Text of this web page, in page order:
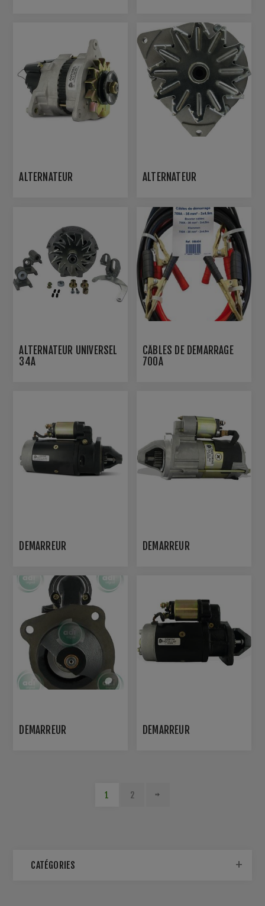
ALTERNATEUR ALTERNATEUR
ALTERNATEUR UNIVERSEL
34A
CÂBLES DE DÉMARRAGE
700A
DÉMARREUR DÉMARREUR
DÉMARREUR DÉMARREUR
1 2
CATÉGORIES